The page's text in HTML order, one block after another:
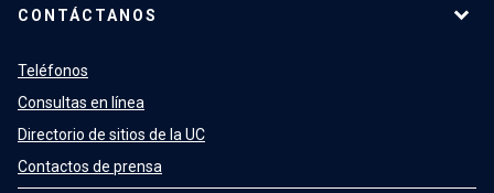
CONTÁCTANOS
Teléfonos
Consultas en línea
Directorio de sitios de la UC
Contactos de prensa